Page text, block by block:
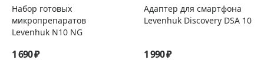
Набор готовых
микропрепаратов
Levenhuk N10 NG
1 690 ₽
Адаптер для смартфона
Levenhuk Discovery DSA 10
1 990 ₽